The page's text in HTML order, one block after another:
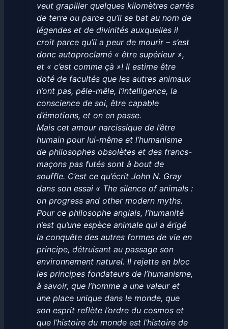
veut grapiller quelques kilomètres carrés
de terre ou parce qu’il se bat au nom de
légendes et de divinités auxquelles il
croit parce qu’il a peur de mourir – s’est
donc autoproclamé « être supérieur »,
et « c’est comme çà »! Il estime être
doté de facultés que les autres animaux
n’ont pas, pêle-mêle, l’intelligence, la
conscience de soi, être capable
d’émotions, et on en passe.
Mais cet amour narcissique de l’être
humain pour lui-même et l’humanisme
de philosophes obsolètes et des francs-
maçons pas futés sont à bout de
souffle. C’est ce qu’écrit John N. Gray
dans son essai « The silence of animals :
on progress and other modern myths.
Pour ce philosophe anglais, l’humanité
n’est qu’une espèce animale qui a érigé
la conquête des autres formes de vie en
principe, détruisant au passage son
environnement naturel. Il rejette en bloc
les principes fondateurs de l’humanisme,
à savoir, que l’homme a une valeur et
une place unique dans le monde, que
son esprit reflète l’ordre du cosmos et
que l’histoire du monde est l’histoire de